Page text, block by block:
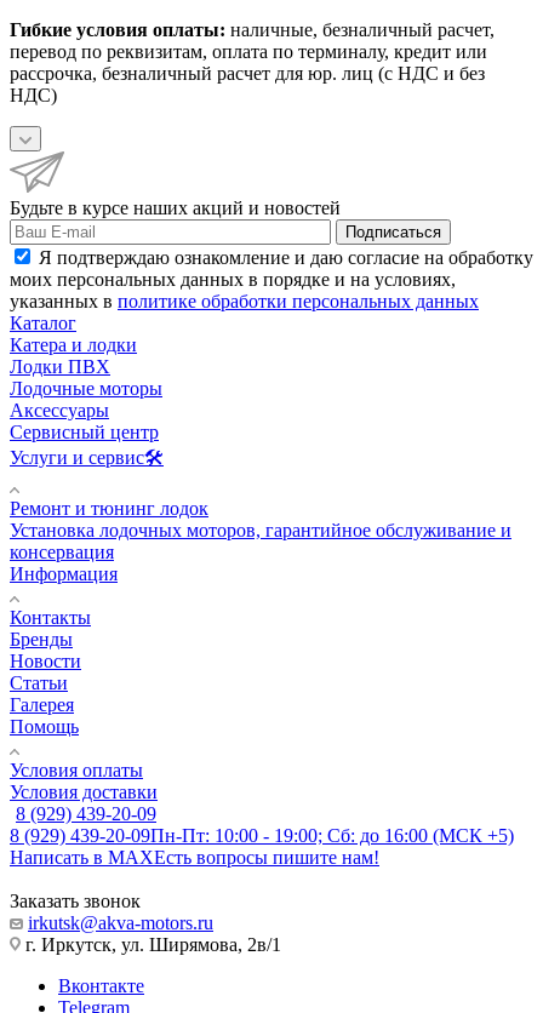
Гибкие условия оплаты: наличные, безналичный расчет,
перевод по реквизитам, оплата по терминалу, кредит или
рассрочка, безналичный расчет для юр. лиц (с НДС и без
НДС)
Будьте в курсе наших акций и новостей
Подписаться
Я подтверждаю ознакомление и даю согласие на обработку
моих персональных данных в порядке и на условиях,
указанных в политике обработки персональных данных
Каталог
Катера и лодки
Лодки ПВХ
Лодочные моторы
Аксессуары
Сервисный центр
Услуги и сервис🛠️
Ремонт и тюнинг лодок
Установка лодочных моторов, гарантийное обслуживание и
консервация
Информация
Контакты
Бренды
Новости
Статьи
Галерея
Помощь
Условия оплаты
Условия доставки
8 (929) 439-20-09
8 (929) 439-20-09Пн-Пт: 10:00 - 19:00; Сб: до 16:00 (МСК +5)
Написать в MAXЕсть вопросы пишите нам!
Заказать звонок
irkutsk@akva-motors.ru
г. Иркутск, ул. Ширямова, 2в/1
Вконтакте
Telegram